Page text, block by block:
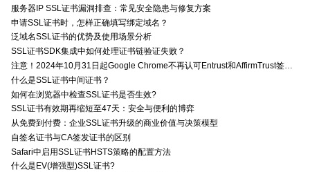
服务器IP SSL证书漏洞排查：常见安全隐患与修复方案
申请SSL证书时，怎样正确填写绑定域名？
泛域名SSL证书的优势及使用场景分析
SSL证书SDK集成中如何处理证书链验证失败？
注意！2024年10月31日起Google Chrome不再认可Entrust和AffirmTrust签发的TLS证书
什么是SSL证书中间证书？
如何在浏览器中检查SSL证书是否生效?
SSL证书有效期再缩短至47天：安全与便利的博弈
从免费到付费：企业SSL证书升级的商业价值与决策模型
自签名证书与CA签发证书的区别
Safari中启用SSL证书HSTS策略的配置方法
什么是EV(增强型)SSL证书?